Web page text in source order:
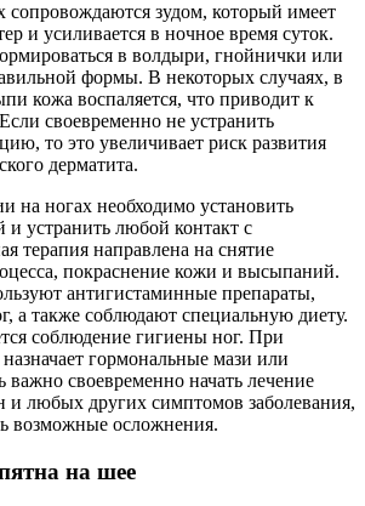
зудом, который имеет
и усиливается в ночное время суток.
в волдыри, гнойнички или
формы. В некоторых случаях, в
кожа воспаляется, что приводит к
своевременно не устранить
то это увеличивает риск развития
дерматита.
на ногах необходимо установить
устранить любой контакт с
терапия направлена на снятие
покраснение кожи и высыпаний.
антигистаминные препараты,
а также соблюдают специальную диету.
соблюдение гигиены ног. При
гормональные мази или
своевременно начать лечение
и любых других симптомов заболевания,
возможные осложнения.
на шее